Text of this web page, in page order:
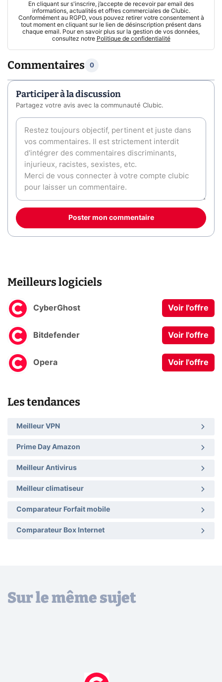
En cliquant sur s'inscrire, j’accepte de recevoir par email des
informations, actualités et offres commerciales de Clubic.
Conformément au RGPD, vous pouvez retirer votre consentement à
tout moment en cliquant sur le lien de désinscription présent dans
chaque email. Pour en savoir plus sur la gestion de vos données,
consultez notre Politique de confidentialité
Commentaires 0
Participer à la discussion
Partagez votre avis avec la communauté Clubic.
Poster mon commentaire
Meilleurs logiciels
CyberGhost Voir l'offre
Bitdefender Voir l'offre
Opera Voir l'offre
Les tendances
Meilleur VPN
Prime Day Amazon
Meilleur Antivirus
Meilleur climatiseur
Comparateur Forfait mobile
Comparateur Box Internet
Sur le même sujet